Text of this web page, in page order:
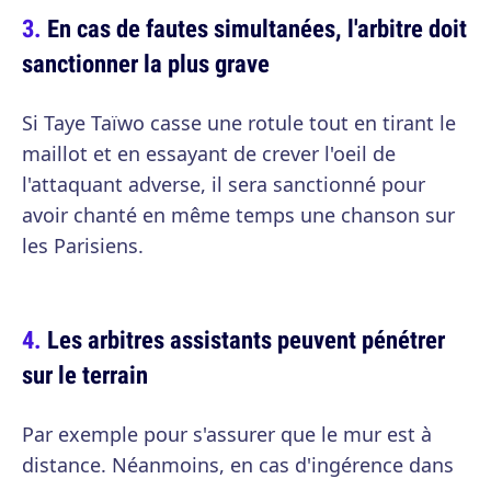
En cas de fautes simultanées, l'arbitre doit
sanctionner la plus grave
Si Taye Taïwo casse une rotule tout en tirant le
maillot et en essayant de crever l'oeil de
l'attaquant adverse, il sera sanctionné pour
avoir chanté en même temps une chanson sur
les Parisiens.
Les arbitres assistants peuvent pénétrer
sur le terrain
Par exemple pour s'assurer que le mur est à
distance. Néanmoins, en cas d'ingérence dans